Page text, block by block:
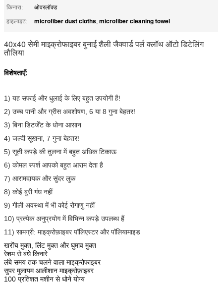
किनारा:
ओवरलॉक्ड
हाइलाइट:
microfiber dust cloths, microfiber cleaning towel
40x40 सेमी माइक्रोफाइबर बुनाई शैली जैक्वार्ड पर्ल क्लॉथ ऑटो डिटेलिंग
तौलिया
विशेषताएँ:
1) यह सफाई और धुलाई के लिए बहुत उपयोगी है!
2) उच्च पानी और ग्रीस अवशोषण, 6 या 8 गुना बेहतर!
3) बिना डिटर्जेंट के धोना आसान
4) जल्दी सूखना, 7 गुना बेहतर!
5) सूती कपड़े की तुलना में बहुत अधिक टिकाऊ
6) कोमल स्पर्श आपको बहुत आराम देता है
7) आरामदायक और सुंदर लुक
8) कोई बुरी गंध नहीं
9) गीली अवस्था में भी कोई रोगाणु नहीं
10) प्रत्येक अनुप्रयोग में विभिन्न कपड़े उपलब्ध हैं
11) सामग्री: माइक्रोफ़ाइबर पॉलिएस्टर और पॉलियामाइड
खरोंच मुक्त, लिंट मुक्त और घुमाव मुक्त
रेशम से बंधे किनारे
लंबे समय तक चलने वाला माइक्रोफाइबर
सुपर मुलायम आलीशान माइक्रोफ़ाइबर
100 प्रतिशत मशीन से धोने योग्य